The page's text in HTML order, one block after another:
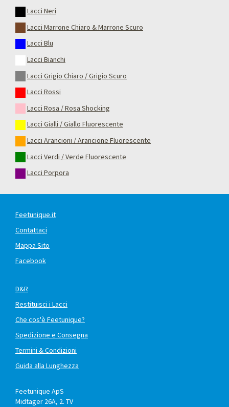
Lacci Neri
Lacci Marrone Chiaro & Marrone Scuro
Lacci Blu
Lacci Bianchi
Lacci Grigio Chiaro / Grigio Scuro
Lacci Rossi
Lacci Rosa / Rosa Shocking
Lacci Gialli / Giallo Fluorescente
Lacci Arancioni / Arancione Fluorescente
Lacci Verdi / Verde Fluorescente
Lacci Porpora
Feetunique.it
Contattaci
Mappa Sito
Facebook
D&R
Restituisci i Lacci
Che cos'è Feetunique?
Spedizione e Consegna
Termini & Condizioni
Guida alla Lunghezza
Feetunique ApS
Midtager 26A, 2. TV